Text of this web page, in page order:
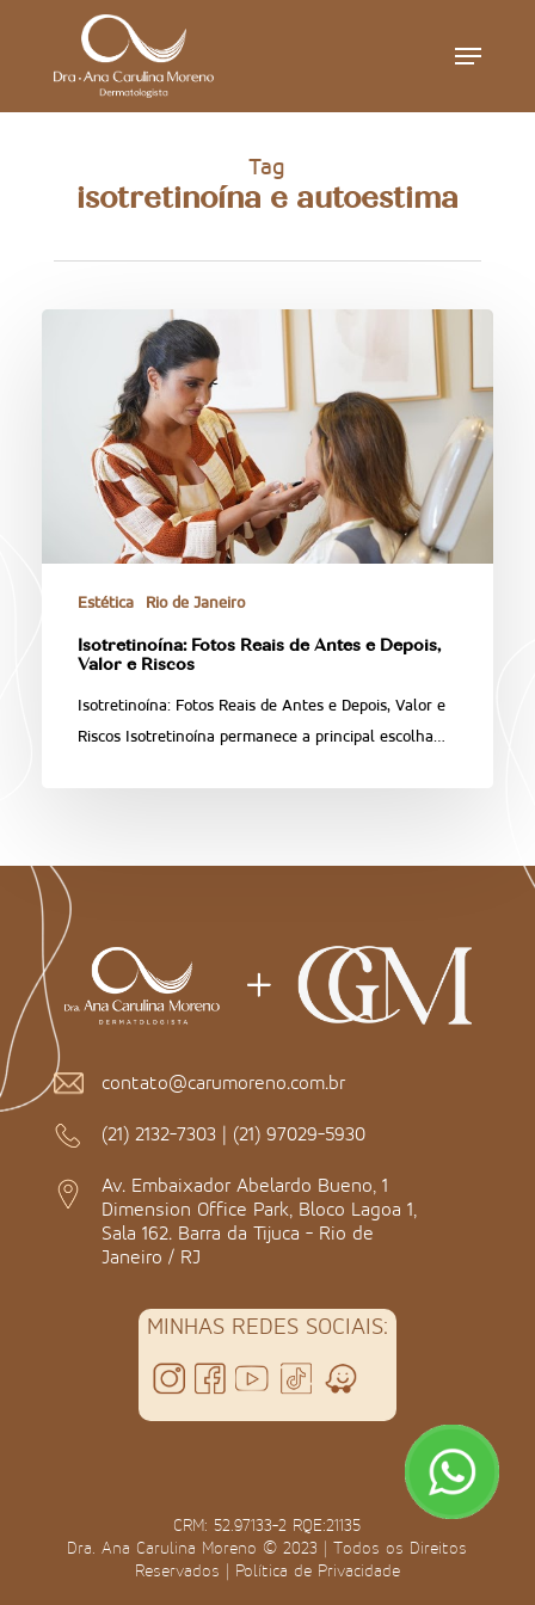
Menu
Tag
isotretinoína e autoestima
Estética Rio de Janeiro
Isotretinoína: Fotos Reais de Antes e Depois,
Valor e Riscos
Isotretinoína: Fotos Reais de Antes e Depois, Valor e
Riscos Isotretinoína permanece a principal escolha…
contato@carumoreno.com.br
(21) 2132-7303 | (21) 97029-5930
Av. Embaixador Abelardo Bueno, 1
Dimension Office Park, Bloco Lagoa 1,
Sala 162. Barra da Tijuca - Rio de
Janeiro / RJ
MINHAS REDES SOCIAIS:
CRM: 52.97133-2 RQE:21135
Dra. Ana Carulina Moreno © 2023 | Todos os Direitos
Reservados | Política de Privacidade